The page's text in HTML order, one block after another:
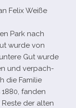
Felix Weiße
Park nach
wurde von
Gut wurde
und ver­pach­
die Familie
1880, fan­den
der alten